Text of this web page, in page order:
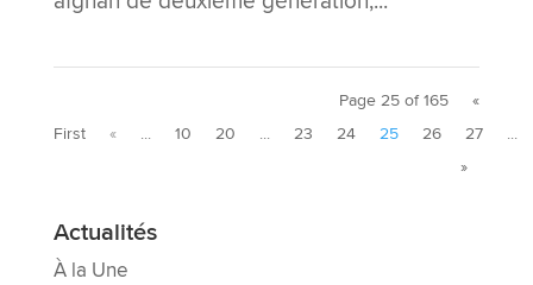
Page 25 of 165
«
First
« ... 10 20 ... 23 24 25 26 27
...
»
Actualités
À la Une